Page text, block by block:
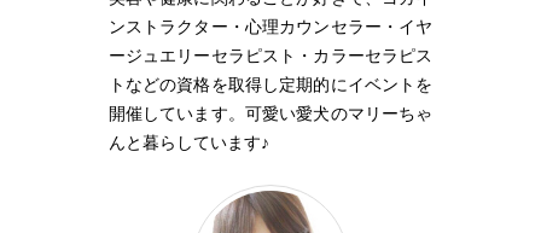
ンストラクター・心理カウンセラー・イヤ
ージュエリーセラピスト・カラーセラピス
トなどの資格を取得し定期的にイベントを
開催しています。可愛い愛犬のマリーちゃ
んと暮らしています♪